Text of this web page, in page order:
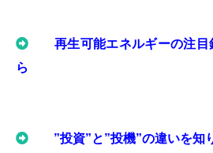
再生可能エネルギーの注目
ら
”投資”と”投機”の違いを知